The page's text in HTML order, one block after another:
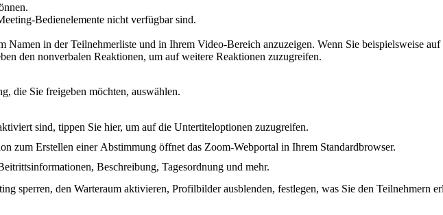
Bedienelemente nicht verfügbar sind.
in der Teilnehmerliste und in Ihrem Video-Bereich anzuzeigen. Wenn Sie beispielsweise
den nonverbalen Reaktionen, um auf weitere Reaktionen zuzugreifen.
die Sie freigeben möchten, auswählen.
sind, tippen Sie hier, um auf die Untertiteloptionen zuzugreifen.
zum Erstellen einer Abstimmung öffnet das Zoom-Webportal in Ihrem Standardbrowser.
Beschreibung, Tagesordnung und mehr.
sperren, den Warteraum aktivieren, Profilbilder ausblenden, festlegen, was Sie den Teilnehmern